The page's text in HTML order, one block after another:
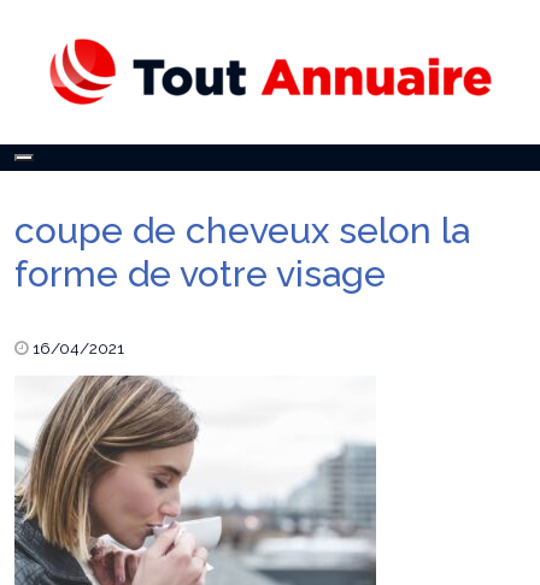
Toggle
coupe de cheveux selon la
forme de votre visage
16/04/2021